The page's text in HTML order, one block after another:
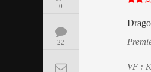
0
22
VF :